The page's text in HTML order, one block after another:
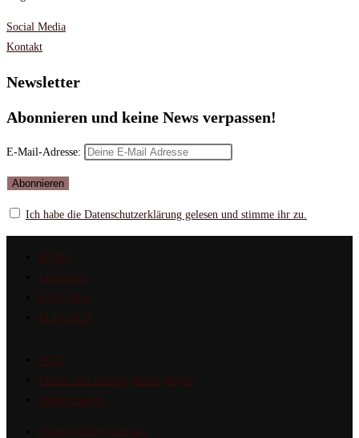
Social Media
Kontakt
Newsletter
Abonnieren und keine News verpassen!
E-Mail-Adresse:
Ich habe die Datenschutzerklärung gelesen und stimme ihr zu.
HOME
Impressum
KONTAKT
BLOGGER
AGB
Liefer- und Zahlungsbedingungen
Widerrufsrecht
Datenschutzbestimmung